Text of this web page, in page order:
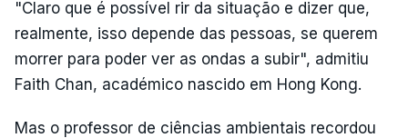
"Claro que é possível rir da situação e dizer que,
realmente, isso depende das pessoas, se querem
morrer para poder ver as ondas a subir", admitiu
Faith Chan, académico nascido em Hong Kong.
Mas o professor de ciências ambientais recordou